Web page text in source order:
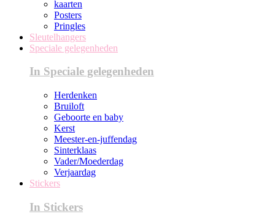
kaarten
Posters
Pringles
Sleutelhangers
Speciale gelegenheden
In Speciale gelegenheden
Herdenken
Bruiloft
Geboorte en baby
Kerst
Meester-en-juffendag
Sinterklaas
Vader/Moederdag
Verjaardag
Stickers
In Stickers